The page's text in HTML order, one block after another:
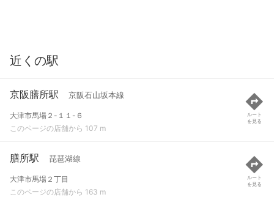
近くの駅
京阪膳所駅 京阪石山坂本線
大津市馬場２-１１-６
このページの店舗から 107 m
ルート
を見る
膳所駅 琵琶湖線
大津市馬場２丁目
このページの店舗から 163 m
ルート
を見る